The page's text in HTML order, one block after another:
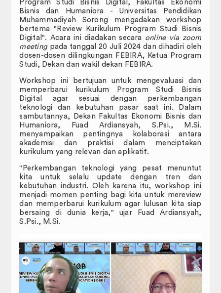
Publikasi
JIP Connectednees
FAIR.
RENCANA INDUK PENELITIN (RIP)
RENOP dan RENSTRA
LAPORAN CAPAIAN MUTU PENDIDIKAN
Galeri
DOWNLOAD
E-Certificate
Perpustakaan Digital
Panduan
Formulir
Program Studi Bisnis Digital, Fakultas Ekonomi
Bisnis dan Humaniora - Universitas Pendidikan
Muhammadiyah Sorong mengadakan workshop
bertema "Review Kurikulum Program Studi Bisnis
Digital". Acara ini diadakan secara online via zoom
meetingpada tanggal 20 Juli 2024 dan dihadiri oleh
dosen-dosen dilingkungan FEBIRA, Ketua Program
Studi, Dekan dan wakil dekan FEBIRA.
Workshop ini bertujuan untuk mengevaluasi dan
memperbarui kurikulum Program Studi Bisnis
Digital agar sesuai dengan perkembangan
teknologi dan kebutuhan pasar saat ini. Dalam
sambutannya, Dekan Fakultas Ekonomi Bisnis dan
Humaniora, Fuad Ardiansyah, S.Psi., M.Si.
menyampaikan pentingnya kolaborasi antara
akademisi dan praktisi dalam menciptakan
kurikulum yang relevan dan aplikatif.
"Perkembangan teknologi yang pesat menuntut
kita untuk selalu update dengan tren dan
kebutuhan industri. Oleh karena itu, workshop ini
menjadi momen penting bagi kita untuk mereview
dan memperbarui kurikulum agar lulusan kita siap
bersaing di dunia kerja," ujar Fuad Ardiansyah,
S.Psi., M.Si.